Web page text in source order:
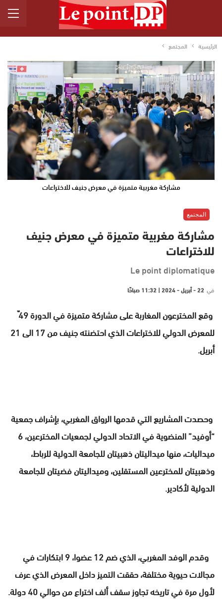
الرئيسية المجتمع
مشاركة مغربية متميزة في معرض جنيف للاختراعات
المجتمع
مشاركة مغربية متميزة في معرض جنيف
للاختراعات
Le point diplomatique
في 22 - أبريل - 2024 | 11:32 صباحًا
وقع المخترعون المغاربة على مشاركة متميزة في الدورة 4ّ9
للمعرض الدولي للاختراعات الذي احتضنته جنيف من 17 الى 21
أبريل.
وحصدت المشاريع التي قدمها الرواق المغربي، بإشراف جمعية
“أوفيد” المنضوية في الاتحاد الدولي لجمعيات المخترعين، 6
ميداليات، منها ميداليتان ذهبيتان للجامعة الدولية للرباط،
وذهبيتان للمخترعين المستقلين، وميداليتان فضيتان للجامعة
الدولية لأكادير.
وقدم الوفد المغربي، الذي ضم 12 عضوا، 9 ابتكارات في
مجالات حيوية مختلفة، حققت التميز داخل المعرض الذي عرف
لأول مرة في تاريخه تجاوز سقف ألف اختراع من حوالي 40 دولة.